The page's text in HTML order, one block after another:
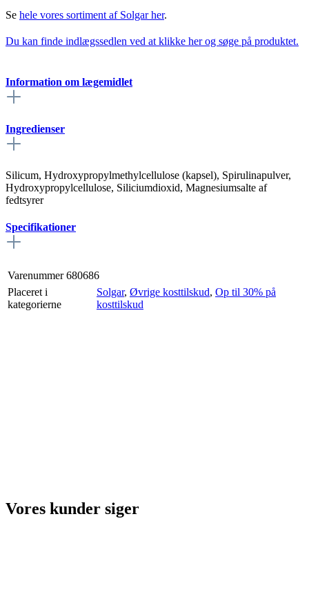
Se hele vores sortiment af Solgar her.
Du kan finde indlægssedlen ved at klikke her og søge på produktet.
Information om lægemidlet
Ingredienser
Silicum, Hydroxypropylmethylcellulose (kapsel), Spirulinapulver,
Hydroxypropylcellulose, Siliciumdioxid, Magnesiumsalte af
fedtsyrer
Specifikationer
Varenummer 680686
Placeret i
kategorierne
Solgar, Øvrige kosttilskud, Op til 30% på
kosttilskud
Vores kunder siger